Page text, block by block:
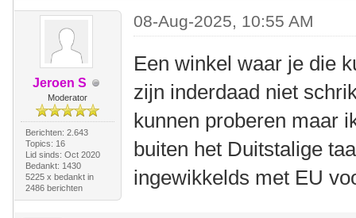
Jeroen S
Moderator
Berichten: 2.643
Topics: 16
Lid sinds: Oct 2020
Bedankt: 1430
5225 x bedankt in
2486 berichten
08-Aug-2025, 10:55 AM
Een winkel waar je die
zijn inderdaad niet
kunnen proberen maar
buiten het Duitstalige
ingewikkelds met EU